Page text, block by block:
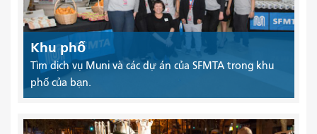
Khu phố
Tìm dịch vụ Muni và các dự án của SFMTA trong khu
phố của bạn.